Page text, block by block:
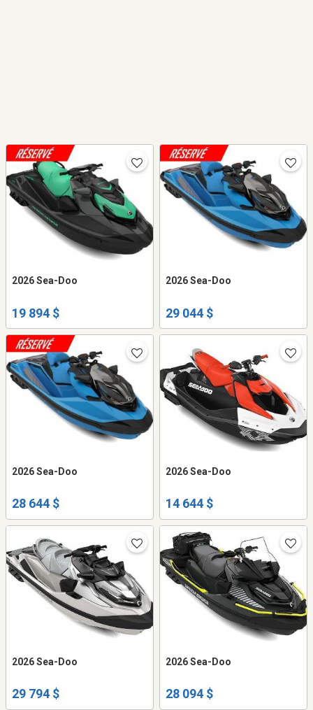
2026 Sea-Doo
19 894 $
2026 Sea-Doo
29 044 $
2026 Sea-Doo
28 644 $
2026 Sea-Doo
14 644 $
2026 Sea-Doo
29 794 $
2026 Sea-Doo
28 094 $